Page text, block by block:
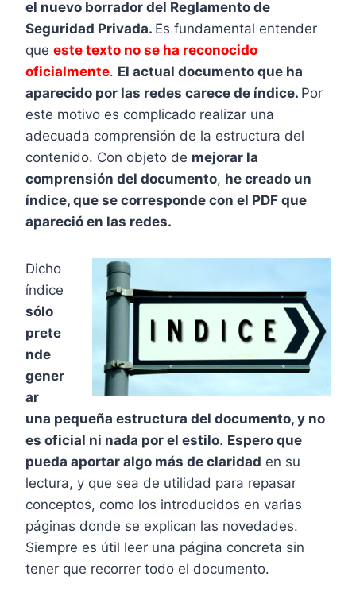
el nuevo borrador del Reglamento de
Seguridad Privada. Es fundamental entender
que este texto no se ha reconocido
oficialmente. El actual documento que ha
aparecido por las redes carece de índice. Por
este motivo es complicado realizar una
adecuada comprensión de la estructura del
contenido. Con objeto de mejorar la
comprensión del documento, he creado un
índice, que se corresponde con el PDF que
apareció en las redes.
Dicho
índice
sólo
prete
nde
gener
ar
una pequeña estructura del documento, y no
es oficial ni nada por el estilo. Espero que
pueda aportar algo más de claridad en su
lectura, y que sea de utilidad para repasar
conceptos, como los introducidos en varias
páginas donde se explican las novedades.
Siempre es útil leer una página concreta sin
tener que recorrer todo el documento.